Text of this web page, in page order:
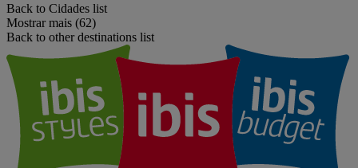
Back to Cidades list
Mostrar mais (62)
Back to other destinations list